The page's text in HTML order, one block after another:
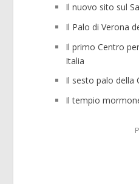
Il nuovo sito sul
Il Palo di Verona
Il primo Centro
Italia
Il sesto palo della
Il tempio